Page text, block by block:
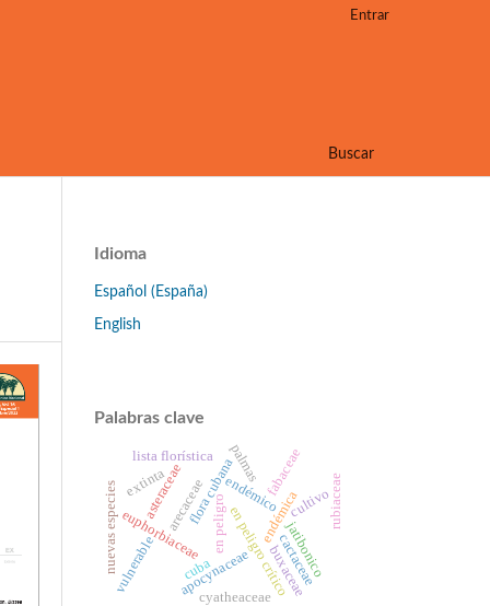
Buscar
Entrar
Idioma
Español (España)
English
Palabras clave
asteraceae endémico
flora cubana
en peligro
euphorbiaceae endémica
en peligro crítico
apocynaceae
vulnerable
arecaceae cultivo
fabaceae
jatibonico
lista florística
cactaceae
nuevas especies buxaceae
palmas
cuba
rubiaceae
cyatheaceae
extinta